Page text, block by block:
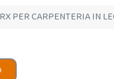
PER CARPENTERIA IN